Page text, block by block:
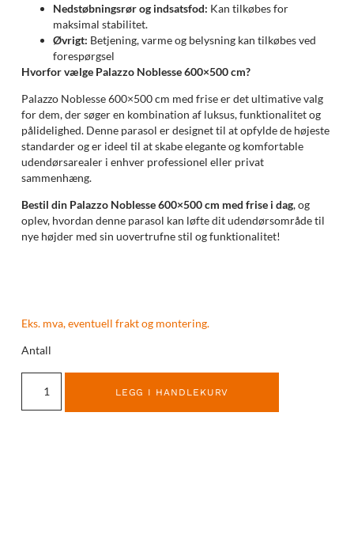
Nedstøbningsrør og indsatsfod: Kan tilkøbes for
maksimal stabilitet.
Øvrigt: Betjening, varme og belysning kan tilkøbes ved
forespørgsel
Hvorfor vælge Palazzo Noblesse 600×500 cm?
Palazzo Noblesse 600×500 cm med frise er det ultimative valg
for dem, der søger en kombination af luksus, funktionalitet og
pålidelighed. Denne parasol er designet til at opfylde de højeste
standarder og er ideel til at skabe elegante og komfortable
udendørsarealer i enhver professionel eller privat
sammenhæng.
Bestil din Palazzo Noblesse 600×500 cm med frise i dag, og
oplev, hvordan denne parasol kan løfte dit udendørsområde til
nye højder med sin uovertrufne stil og funktionalitet!
Eks. mva, eventuell frakt og montering.
Antall
LEGG I HANDLEKURV